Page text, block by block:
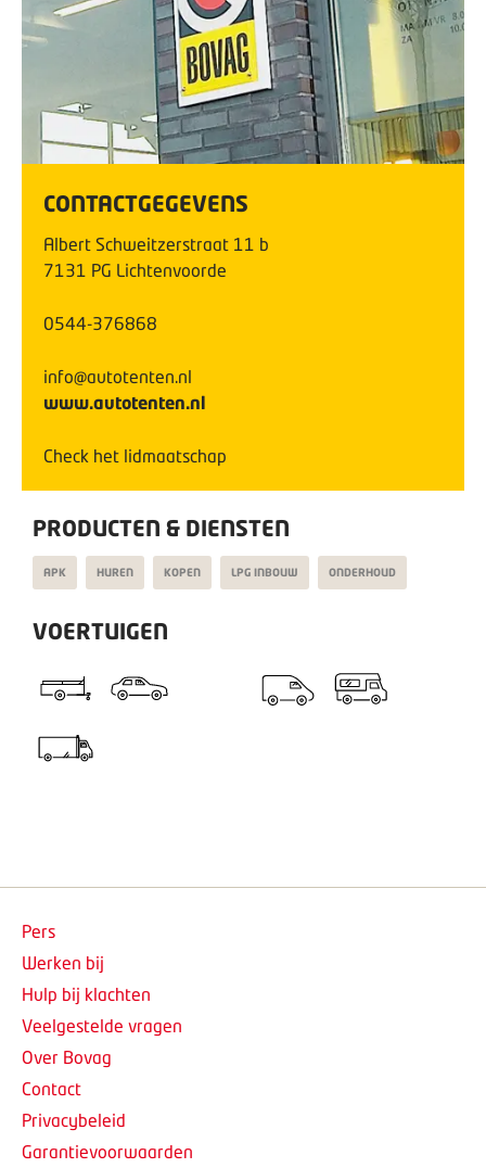
CONTACTGEGEVENS
Albert Schweitzerstraat 11 b
7131 PG Lichtenvoorde
0544-376868
info@autotenten.nl
www.autotenten.nl
Check het lidmaatschap
PRODUCTEN & DIENSTEN
APK HUREN KOPEN LPG INBOUW ONDERHOUD
VOERTUIGEN
Pers
Werken bij
Hulp bij klachten
Veelgestelde vragen
Over Bovag
Contact
Privacybeleid
Garantievoorwaarden